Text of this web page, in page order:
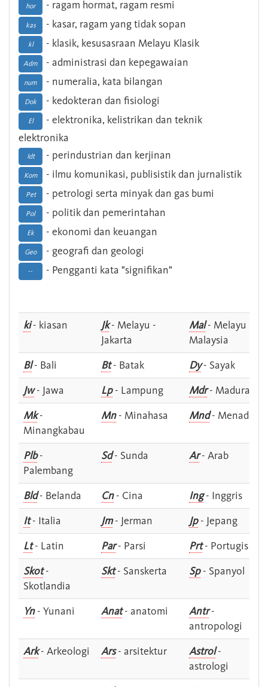
hor - ragam hormat, ragam resmi
kas - kasar, ragam yang tidak sopan
kl - klasik, kesusasraan Melayu Klasik
Adm - administrasi dan kepegawaian
num - numeralia, kata bilangan
Dok - kedokteran dan fisiologi
El
- elektronika, kelistrikan dan teknik
elektronika
Idt - perindustrian dan kerjinan
Kom - ilmu komunikasi, publisistik dan jurnalistik
Pet - petrologi serta minyak dan gas bumi
Pol - politik dan pemerintahan
Ek - ekonomi dan keuangan
Geo - geografi dan geologi
-- - Pengganti kata "signifikan"
ki- kiasan Jk- Melayu -
Jakarta
Mal- Melayu -
Malaysia
Bl- Bali Bt- Batak Dy- Sayak
Jw- Jawa Lp- Lampung Mdr- Madura
Mk-
Minangkabau
Mn- Minahasa Mnd- Menado
Plb-
Palembang
Sd- Sunda Ar- Arab
Bld- Belanda Cn- Cina Ing- Inggris
It- Italia Jm- Jerman Jp- Jepang
Lt- Latin Par- Parsi Prt- Portugis
Skot-
Skotlandia
Skt- Sanskerta Sp- Spanyol
Yn- Yunani Anat- anatomi Antr-
antropologi
Ark- Arkeologi Ars- arsitektur Astrol-
astrologi